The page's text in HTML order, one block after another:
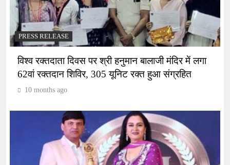
PRESS RELEASE
विश्व रक्तदाता दिवस पर श्री हनुमान बालाजी मंदिर में लगा
62वां रक्तदान शिविर, 305 यूनिट रक्त हुआ संग्रहित
10 months ago